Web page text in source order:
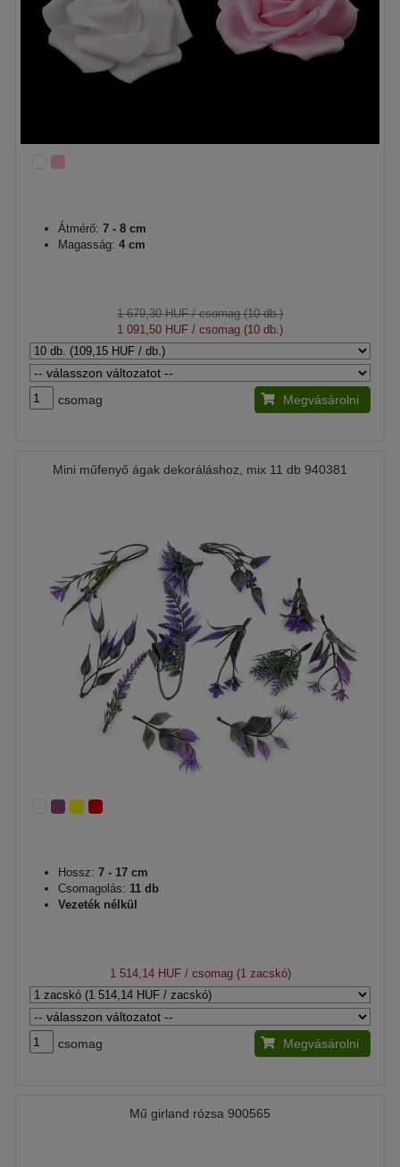
Átmérő: 7 - 8 cm
Magasság: 4 cm
1 679,30 HUF/ csomag (10 db.)
1 091,50 HUF / csomag (10 db.)
csomag Megvásárolni
Mini műfenyő ágak dekoráláshoz, mix 11 db 940381
Hossz: 7 - 17 cm
Csomagolás: 11 db
Vezeték nélkül
1 514,14 HUF/ csomag (1 zacskó)
csomag Megvásárolni
Mű girland rózsa 900565